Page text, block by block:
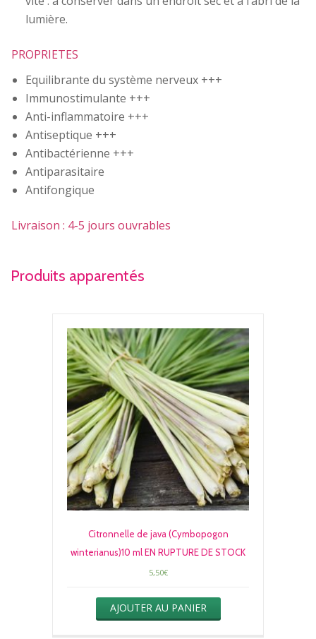
lumière.
PROPRIETES
Equilibrante du système nerveux +++
Immunostimulante +++
Anti-inflammatoire +++
Antiseptique +++
Antibactérienne +++
Antiparasitaire
Antifongique
Livraison : 4-5 jours ouvrables
Produits apparentés
Citronnelle de java (Cymbopogon
winterianus)10 ml EN RUPTURE DE STOCK
5,50€
AJOUTER AU PANIER